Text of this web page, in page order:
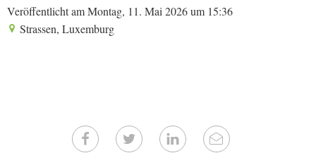
Veröffentlicht am Montag, 11. Mai 2026 um 15:36
Strassen, Luxemburg